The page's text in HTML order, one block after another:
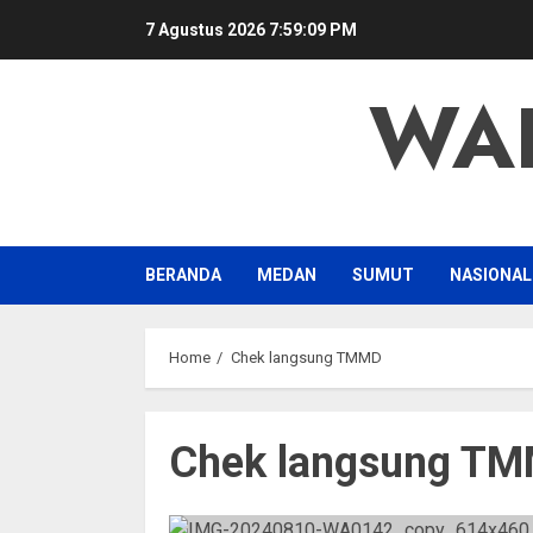
7 Agustus 2026 7:59:09 PM
BERANDA MEDAN SUMUT NASIONAL
Home Chek langsung TMMD
Chek langsung